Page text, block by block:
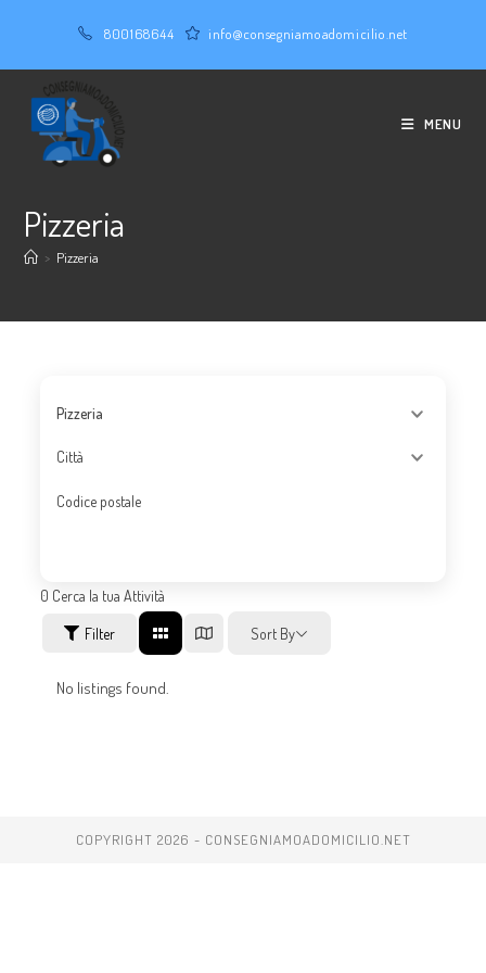
contenuto
800168644 info@consegniamoadomicilio.net
MENU
Pizzeria
> Pizzeria
Pizzeria
Città
Codice postale
0 Cerca la tua Attività
Filter Sort By
No listings found.
COPYRIGHT 2026 - CONSEGNIAMOADOMICILIO.NET